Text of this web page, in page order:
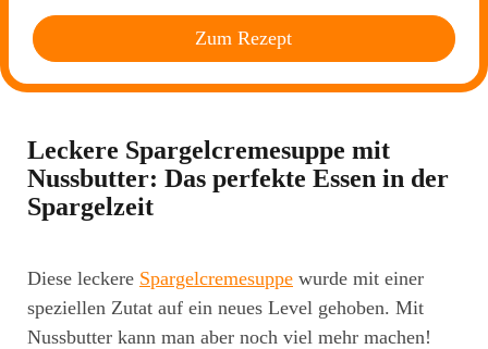
Zum Rezept
Leckere Spargelcremesuppe mit
Nussbutter: Das perfekte Essen in der
Spargelzeit
Diese leckere Spargelcremesuppe wurde mit einer
speziellen Zutat auf ein neues Level gehoben. Mit
Nussbutter kann man aber noch viel mehr machen!